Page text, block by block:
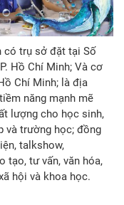
có trụ sở đặt tại Số
Hồ Chí Minh; Và cơ
Chí Minh; là địa
năng mạnh mẽ
lượng cho học sinh,
và trường học; đồng
talkshow,
tạo, tư vấn, văn hóa,
hội và khoa học.